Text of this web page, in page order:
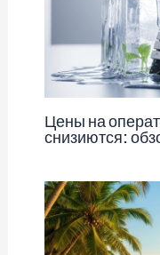
Цены на
снизиются: